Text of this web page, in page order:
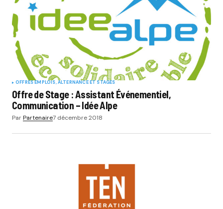
OFFRES EMPLOIS, ALTERNANCE ET STAGES
Offre de Stage : Assistant Événementiel,
Communication – Idée Alpe
ParPartenaire7 décembre 2018